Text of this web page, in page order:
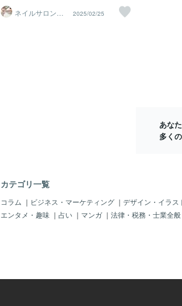
セミナーに行くなどの努力をしたもので
す。 でもそれを同じようにスタッフに強
るので、そこでギャップが生まれます。
くれれば、運営側もありがたいですが、
そういうスタッフは多くはありません。
す。また、そのスタッフが自分の技術を
ネイルサロンサ
ポート
2025/02/25
あな
多く
カテゴリ一覧
コラム ｜ ビジネス・マーケティング ｜ デザイン・イラス
エンタメ・趣味 ｜ 占い ｜ マンガ ｜ 法律・税務・士業全般